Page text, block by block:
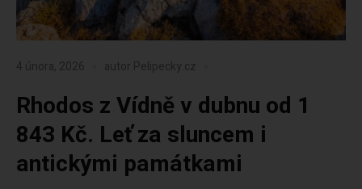
4 února, 2026 autor Pelipecky.cz
Rhodos z Vídně v dubnu od 1
843 Kč. Leť za sluncem i
antickými památkami